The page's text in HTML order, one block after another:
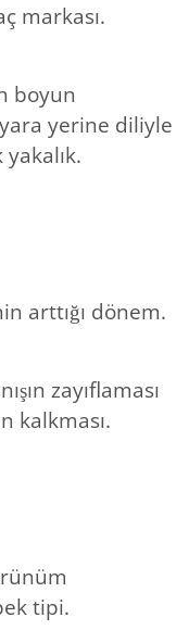
markası.
boyun
yerine diliyle
arttığı dönem.
zayıflaması
kalkması.
tipi.